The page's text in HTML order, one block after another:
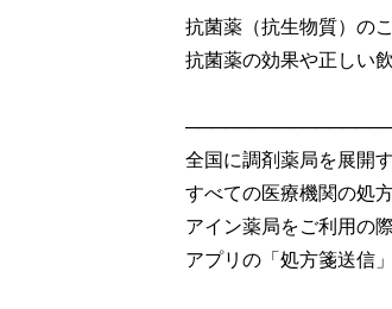
抗菌薬（抗生物質）の
抗菌薬の効果や正しい
全国に調剤薬局を展開
すべての医療機関の処
アイン薬局をご利用の
アプリの「処方箋送信